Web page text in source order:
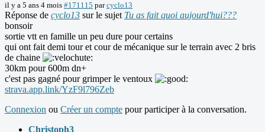
il y a 5 ans 4 mois #171115 parcyclo13
Réponse de cyclo13 sur le sujet Tu as fait quoi aujourd'hui???
bonsoir
sortie vtt en famille un peu dure pour certains
qui ont fait demi tour et cour de mécanique sur le terrain avec 2 bris
de chaine
30km pour 600m dn+
c'est pas gagné pour grimper le ventoux
strava.app.link/YzF9l796Zeb
Connexion ou Créer un compte pour participer à la conversation.
Christoph3